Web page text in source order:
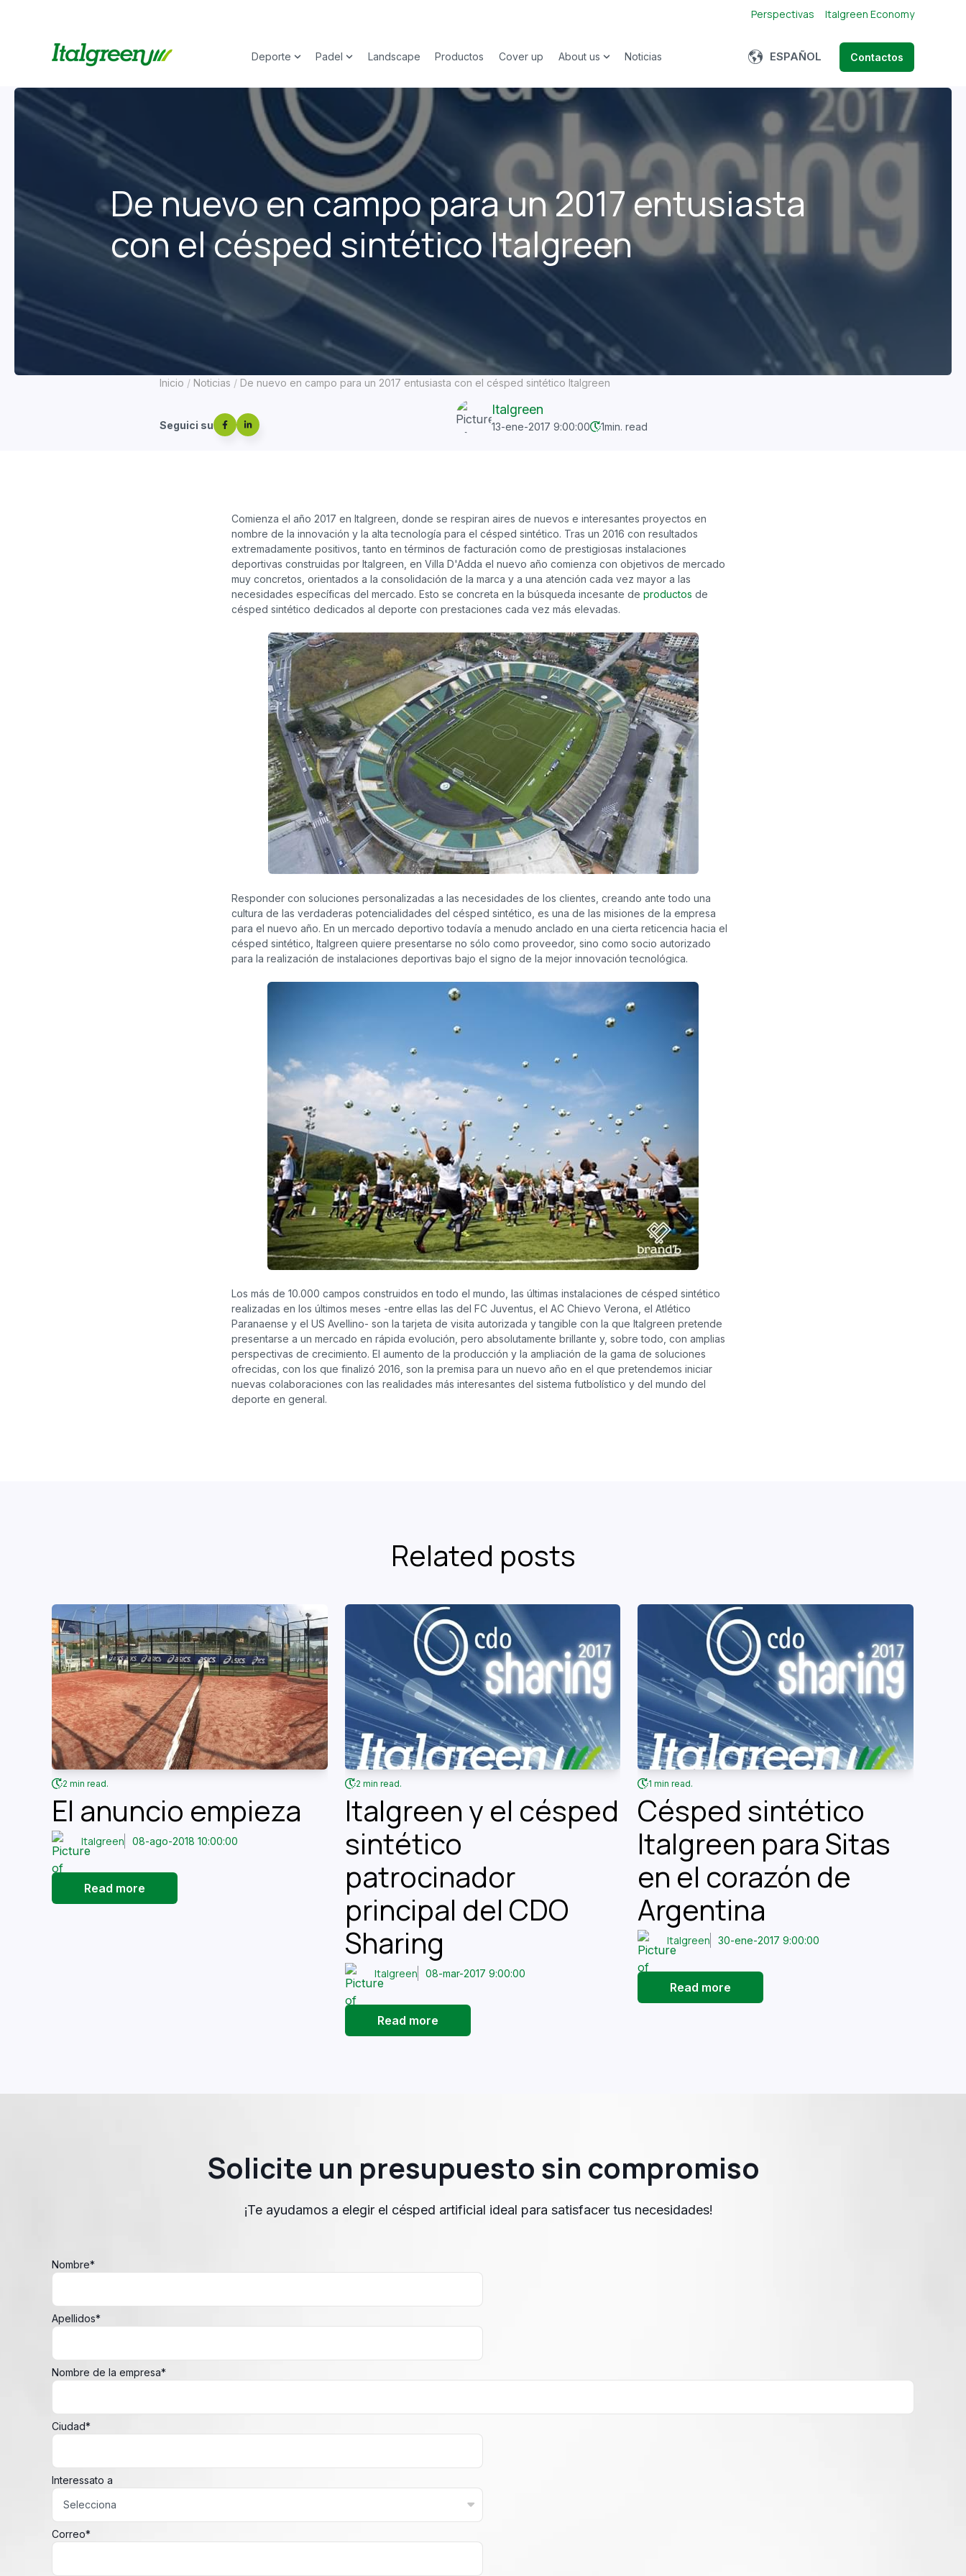
Perspectivas Italgreen Economy
Deporte
Show submenu for Deporte
Padel
Show submenu for Padel
Landscape Productos Cover up About us
Show submenu for About us
Noticias ESPAÑOL
Contactos
Inicio Noticias De nuevo en campo para un 2017 entusiasta con el césped sintético Italgreen
Seguici su
Italgreen
13-ene-2017 9:00:00 1min. read
De nuevo en campo para un 2017 entusiasta
con el césped sintético Italgreen
Comienza el año 2017 en Italgreen, donde se respiran aires de nuevos e interesantes proyectos en
nombre de la innovación y la alta tecnología para el césped sintético. Tras un 2016 con resultados
extremadamente positivos, tanto en términos de facturación como de prestigiosas instalaciones
deportivas construidas por Italgreen, en Villa D'Adda el nuevo año comienza con objetivos de mercado
muy concretos, orientados a la consolidación de la marca y a una atención cada vez mayor a las
necesidades específicas del mercado. Esto se concreta en la búsqueda incesante de productos de
césped sintético dedicados al deporte con prestaciones cada vez más elevadas.
Responder con soluciones personalizadas a las necesidades de los clientes, creando ante todo una
cultura de las verdaderas potencialidades del césped sintético, es una de las misiones de la empresa
para el nuevo año. En un mercado deportivo todavía a menudo anclado en una cierta reticencia hacia el
césped sintético, Italgreen quiere presentarse no sólo como proveedor, sino como socio autorizado
para la realización de instalaciones deportivas bajo el signo de la mejor innovación tecnológica.
Los más de 10.000 campos construidos en todo el mundo, las últimas instalaciones de césped sintético
realizadas en los últimos meses -entre ellas las del FC Juventus, el AC Chievo Verona, el Atlético
Paranaense y el US Avellino- son la tarjeta de visita autorizada y tangible con la que Italgreen pretende
presentarse a un mercado en rápida evolución, pero absolutamente brillante y, sobre todo, con amplias
perspectivas de crecimiento. El aumento de la producción y la ampliación de la gama de soluciones
ofrecidas, con los que finalizó 2016, son la premisa para un nuevo año en el que pretendemos iniciar
nuevas colaboraciones con las realidades más interesantes del sistema futbolístico y del mundo del
deporte en general.
Related posts
2 min read.
El anuncio empieza
Italgreen 08-ago-2018 10:00:00
Read more
2 min read.
Italgreen y el césped
sintético
patrocinador
principal del CDO
Sharing
Italgreen 08-mar-2017 9:00:00
Read more
1 min read.
Césped sintético
Italgreen para Sitas
en el corazón de
Argentina
Italgreen 30-ene-2017 9:00:00
Read more
Solicite un presupuesto sin compromiso
¡Te ayudamos a elegir el césped artificial ideal para satisfacer tus necesidades!
Nombre*
Apellidos*
Nombre de la empresa*
Ciudad*
Interessato a
Correo*